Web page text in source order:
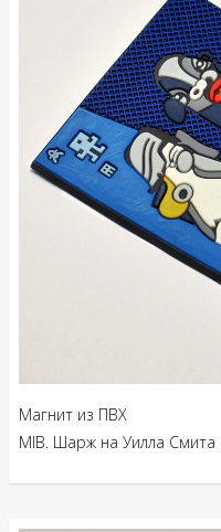
Магнит из ПВХ
MIB. Шарж на Уилла